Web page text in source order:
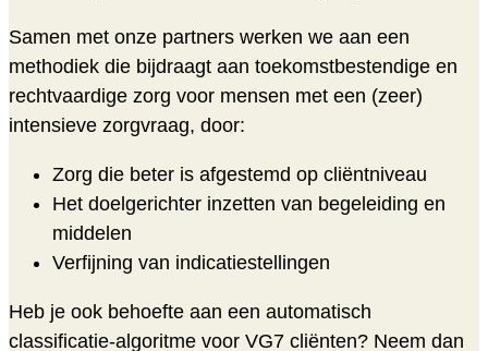
Samen met onze partners werken we aan een
methodiek die bijdraagt aan toekomstbestendige en
rechtvaardige zorg voor mensen met een (zeer)
intensieve zorgvraag, door:
Zorg die beter is afgestemd op cliëntniveau
Het doelgerichter inzetten van begeleiding en
middelen
Verfijning van indicatiestellingen
Heb je ook behoefte aan een automatisch
classificatie-algoritme voor VG7 cliënten? Neem dan